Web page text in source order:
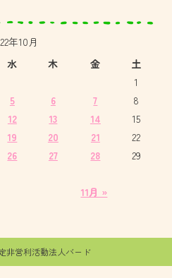
年10月
水 木 金 土
11月 »
1
5 6 7
8
12 13 14
15
19 20 21
22
26 27 28
29
非営利活動法人バード